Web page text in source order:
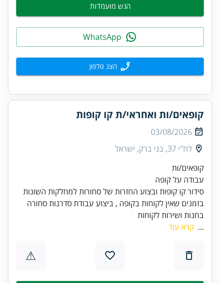
הגש מועמדות
הצג טלפון
קופאים/ות ואחראי/ת קו קופות
03/08/2026
לח"י 37, בני ברק, ישראל
בזמנים שאין לקוחות בקופה , ביצוע עבודת סדרנות סחורה
בחנות ושירות לקוחות
... קרא עוד
⚠